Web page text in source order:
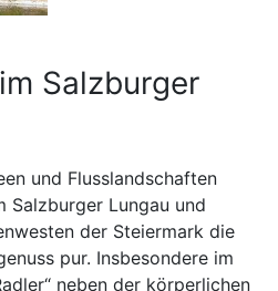
Salzburger
und Flusslandschaften
Salzburger Lungau und
der Steiermark die
pur. Insbesondere im
neben der körperlichen